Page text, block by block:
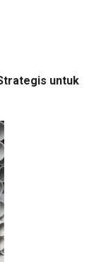
untuk